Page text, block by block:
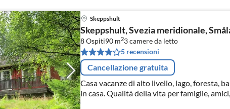
Skeppshult
Skeppshult, Svezia meridionale,
8 Ospiti90 m23camere da letto
5 recensioni
Cancellazione gratuita
Casa vacanze di alto livello, lago, foresta,
in casa. Qualità della vita per famiglie,
natura.